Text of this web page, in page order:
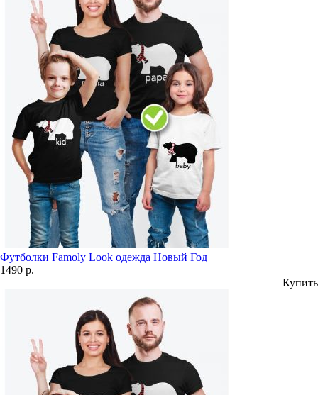
Футболки Famoly Look одежда Новый Год
1490 р.
Купить